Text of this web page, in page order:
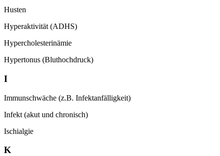
Husten
Hyperaktivität (ADHS)
Hypercholesterinämie
Hypertonus (Bluthochdruck)
I
Immunschwäche (z.B. Infektanfälligkeit)
Infekt (akut und chronisch)
Ischialgie
K